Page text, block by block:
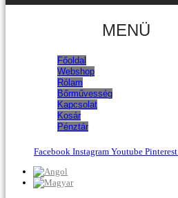
MENÜ
Főoldal
Webshop
Rólam
Bőrművesség
Kapcsolat
Kosár
Pénztár
Facebook Instagram Youtube Pinterest